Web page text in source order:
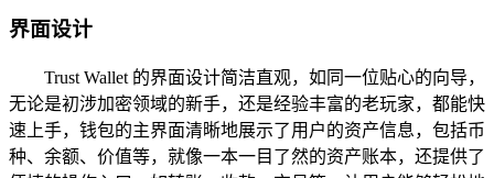
界面设计
Trust Wallet 的界面设计简洁直观，如同一位贴心的向导，
无论是初涉加密领域的新手，还是经验丰富的老玩家，都能快
速上手，钱包的主界面清晰地展示了用户的资产信息，包括币
种、余额、价值等，就像一本一目了然的资产账本，还提供了